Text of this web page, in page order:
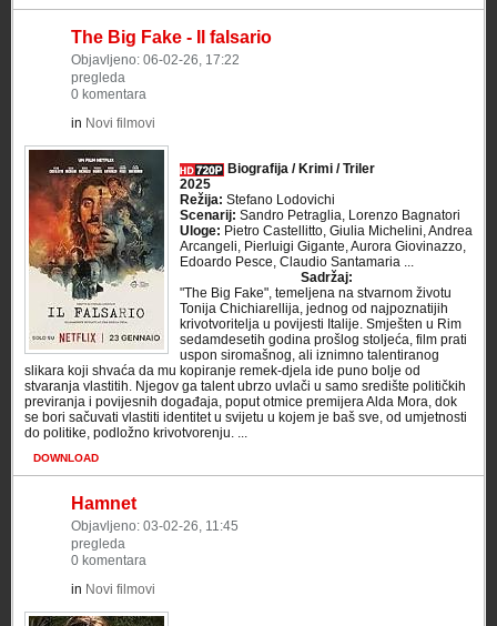
The Big Fake - Il falsario
Objavljeno: 06-02-26, 17:22
pregleda
0 komentara
in Novi filmovi
Biografija / Krimi / Triler
2025
Režija: Stefano Lodovichi
Scenarij: Sandro Petraglia, Lorenzo Bagnatori
Uloge: Pietro Castellitto, Giulia Michelini, Andrea
Arcangeli, Pierluigi Gigante, Aurora Giovinazzo,
Edoardo Pesce, Claudio Santamaria ...
Sadržaj:
"The Big Fake", temeljena na stvarnom životu
Tonija Chichiarellija, jednog od najpoznatijih
krivotvoritelja u povijesti Italije. Smješten u Rim
sedamdesetih godina prošlog stoljeća, film prati
uspon siromašnog, ali iznimno talentiranog
slikara koji shvaća da mu kopiranje remek-djela ide puno bolje od
stvaranja vlastitih. Njegov ga talent ubrzo uvlači u samo središte političkih
previranja i povijesnih događaja, poput otmice premijera Alda Mora, dok
se bori sačuvati vlastiti identitet u svijetu u kojem je baš sve, od umjetnosti
do politike, podložno krivotvorenju. ...
DOWNLOAD
Hamnet
Objavljeno: 03-02-26, 11:45
pregleda
0 komentara
in Novi filmovi